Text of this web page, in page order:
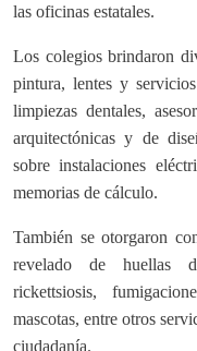
las oficinas estatales.
Los colegios brindaron
pintura, lentes y
limpiezas dentales,
arquitectónicas y de
sobre instalaciones
memorias de cálculo.
También se otorgaron
revelado de huellas
rickettsiosis,
mascotas, entre otros
ciudadanía.